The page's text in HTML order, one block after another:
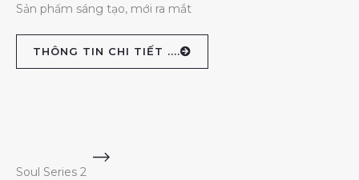
Sản phẩm sáng tạo, mới ra mắt
THÔNG TIN CHI TIẾT ....
Soul Series 2